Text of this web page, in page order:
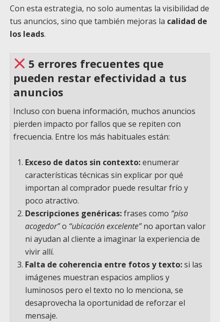
Con esta estrategia, no solo aumentas la visibilidad de
tus anuncios, sino que también mejoras la calidad de
los leads.
5 errores frecuentes que
pueden restar efectividad a tus
anuncios
Incluso con buena información, muchos anuncios
pierden impacto por fallos que se repiten con
frecuencia. Entre los más habituales están:
Exceso de datos sin contexto:enumerar
características técnicas sin explicar por qué
importan al comprador puede resultar frío y
poco atractivo.
Descripciones genéricas:frases como “piso
acogedor”o “ubicación excelente”no aportan valor
ni ayudan al cliente a imaginar la experiencia de
vivir allí.
Falta de coherencia entre fotos y texto:si las
imágenes muestran espacios amplios y
luminosos pero el texto no lo menciona, se
desaprovecha la oportunidad de reforzar el
mensaje.